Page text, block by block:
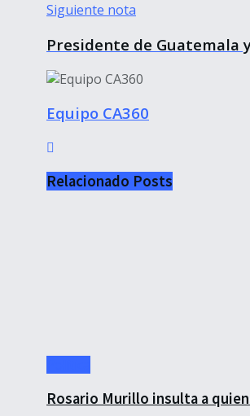
Siguiente nota
Presidente de Guatemala
Equipo CA360
Relacionado Posts
Rosario Murillo insulta a